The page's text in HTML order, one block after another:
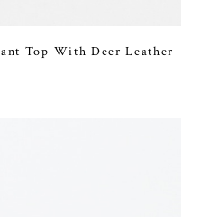
Top With Deer Leather